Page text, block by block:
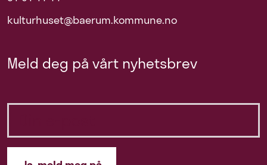
kulturhuset@baerum.kommune.no
Meld deg på vårt nyhetsbrev